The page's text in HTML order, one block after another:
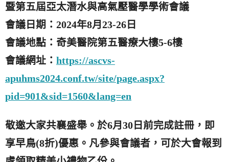
暨第五屆亞太潛水與高氣壓醫學學術會議
會議日期：2024年8月23-26日
會議地點：奇美醫院第五醫療大樓5-6樓
會議網址： https://ascvs-
apuhms2024.conf.tw/site/page.aspx?
pid=901&sid=1560&lang=en
敬邀大家共襄盛舉。 於6月30日前完成註冊，即
享早鳥(8折)優惠。 凡參與會議者，可於大會報到